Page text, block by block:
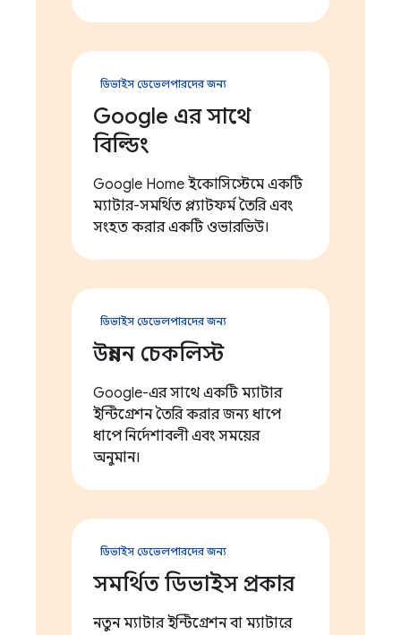
ডিভাইস ডেভেলপারদের জন্য
Google এর সাথে
বিল্ডিং
Google Home ইকোসিস্টেমে একটি
ম্যাটার-সমর্থিত প্ল্যাটফর্ম তৈরি এবং
সংহত করার একটি ওভারভিউ।
ডিভাইস ডেভেলপারদের জন্য
উন্নয়ন চেকলিস্ট
Google-এর সাথে একটি ম্যাটার
ইন্টিগ্রেশন তৈরি করার জন্য ধাপে
ধাপে নির্দেশাবলী এবং সময়ের
অনুমান।
ডিভাইস ডেভেলপারদের জন্য
সমর্থিত ডিভাইস প্রকার
নতুন ম্যাটার ইন্টিগ্রেশন বা ম্যাটারে